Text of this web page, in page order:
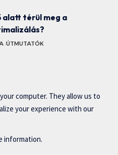
alatt térül meg a
ÚTMUTATÓK
computer. They allow us to
your experience with our
information.